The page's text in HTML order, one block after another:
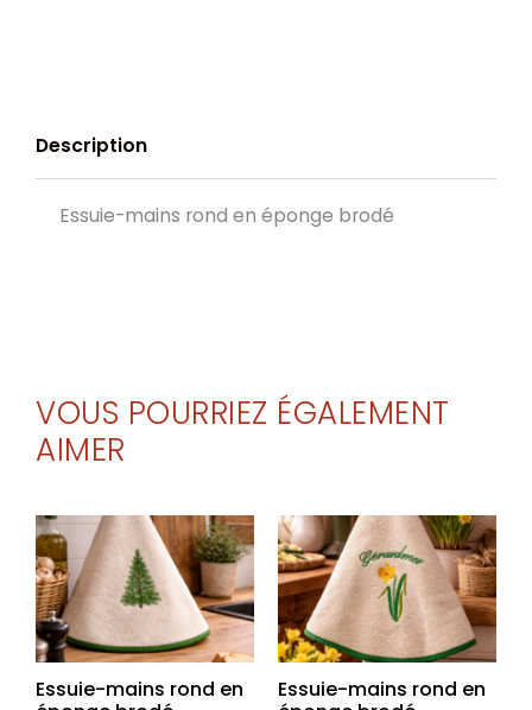
Description
Essuie-mains rond en éponge brodé
VOUS POURRIEZ ÉGALEMENT
AIMER
Essuie-mains rond en
Essuie-mains rond en